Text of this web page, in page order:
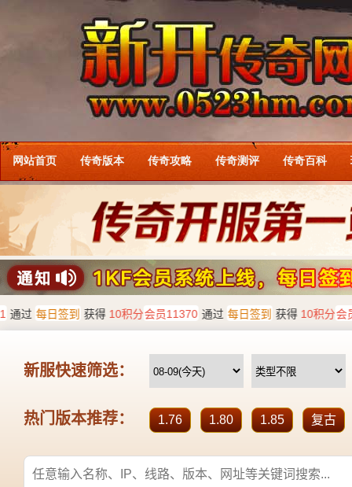
网站首页 传奇版本 传奇攻略 传奇测评 传奇百科